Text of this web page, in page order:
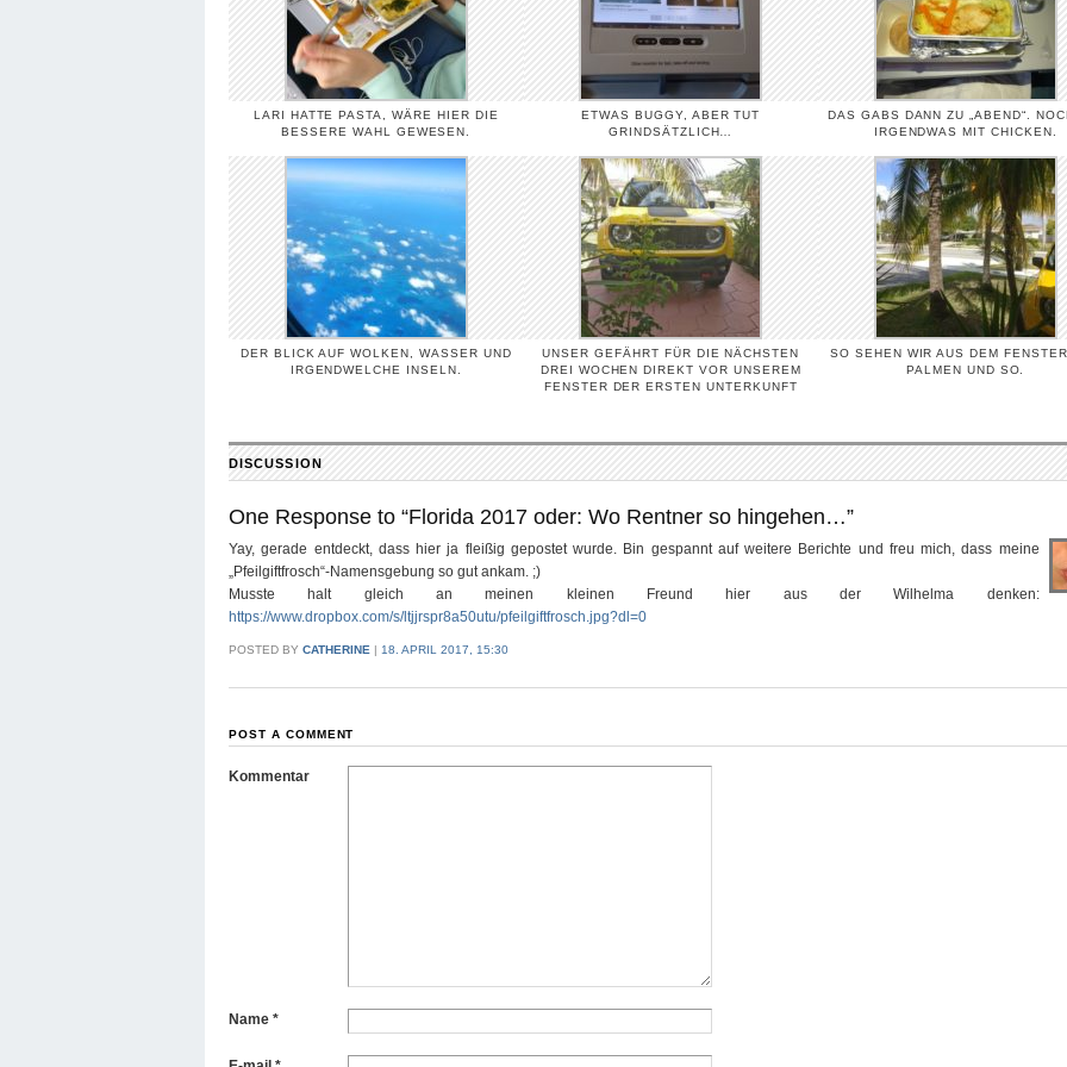
LARI HATTE PASTA, WÄRE HIER DIE
BESSERE WAHL GEWESEN.
ETWAS BUGGY, ABER TUT
GRINDSÄTZLICH…
DAS GABS DANN ZU „ABEND“.
IRGENDWAS MIT CHICKEN.
DER BLICK AUF WOLKEN, WASSER UND
IRGENDWELCHE INSELN.
UNSER GEFÄHRT FÜR DIE NÄCHSTEN
DREI WOCHEN DIREKT VOR UNSEREM
FENSTER DER ERSTEN UNTERKUNFT
SO SEHEN WIR AUS DEM
PALMEN UND SO.
DISCUSSION
One Response to “Florida 2017 oder: Wo Rentner so hingehen…”
Yay, gerade entdeckt, dass hier ja fleißig gepostet wurde. Bin gespannt auf weitere Berichte und freu mich, dass meine
„Pfeilgiftfrosch“-Namensgebung so gut ankam. ;)
Musste halt gleich an meinen kleinen Freund hier aus der Wilhelma denken:
https://www.dropbox.com/s/ltjjrspr8a50utu/pfeilgiftfrosch.jpg?dl=0
POSTED BY CATHERINE | 18. APRIL 2017, 15:30
POST A COMMENT
Kommentar
Name *